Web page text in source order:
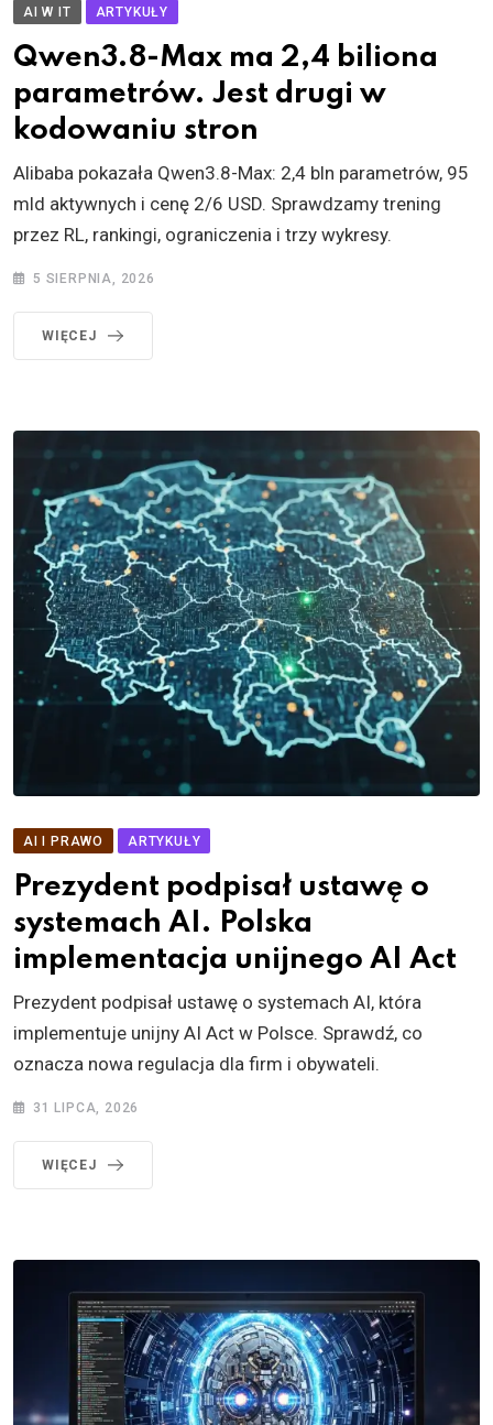
AI W IT ARTYKUŁY
Qwen3.8-Max ma 2,4 biliona
parametrów. Jest drugi w
kodowaniu stron
Alibaba pokazała Qwen3.8-Max: 2,4 bln parametrów, 95
mld aktywnych i cenę 2/6 USD. Sprawdzamy trening
przez RL, rankingi, ograniczenia i trzy wykresy.
5 SIERPNIA, 2026
WIĘCEJ
AI I PRAWO ARTYKUŁY
Prezydent podpisał ustawę o
systemach AI. Polska
implementacja unijnego AI Act
Prezydent podpisał ustawę o systemach AI, która
implementuje unijny AI Act w Polsce. Sprawdź, co
oznacza nowa regulacja dla firm i obywateli.
31 LIPCA, 2026
WIĘCEJ